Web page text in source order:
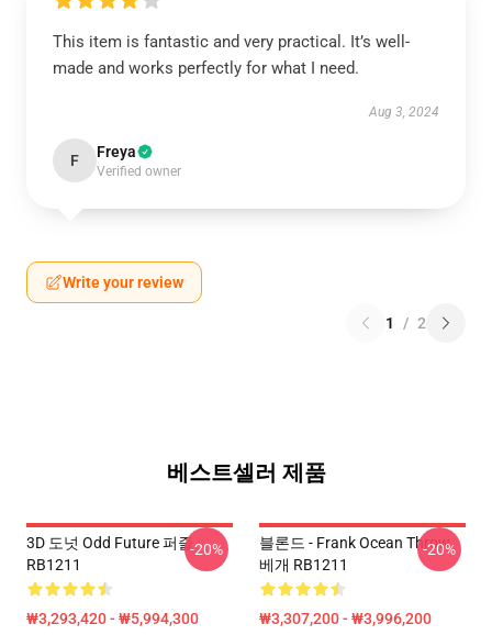
This item is fantastic and very practical. It’s well-
made and works perfectly for what I need.
Aug 3, 2024
F Freya
Verified owner
Write your review
1 / 2
베스트셀러 제품
3D 도넛 Odd Future 퍼즐
RB1211
₩3,293,420 - ₩5,994,300
-20%
블론드 - Frank Ocean Throw
베개 RB1211
₩3,307,200 - ₩3,996,200
-20%